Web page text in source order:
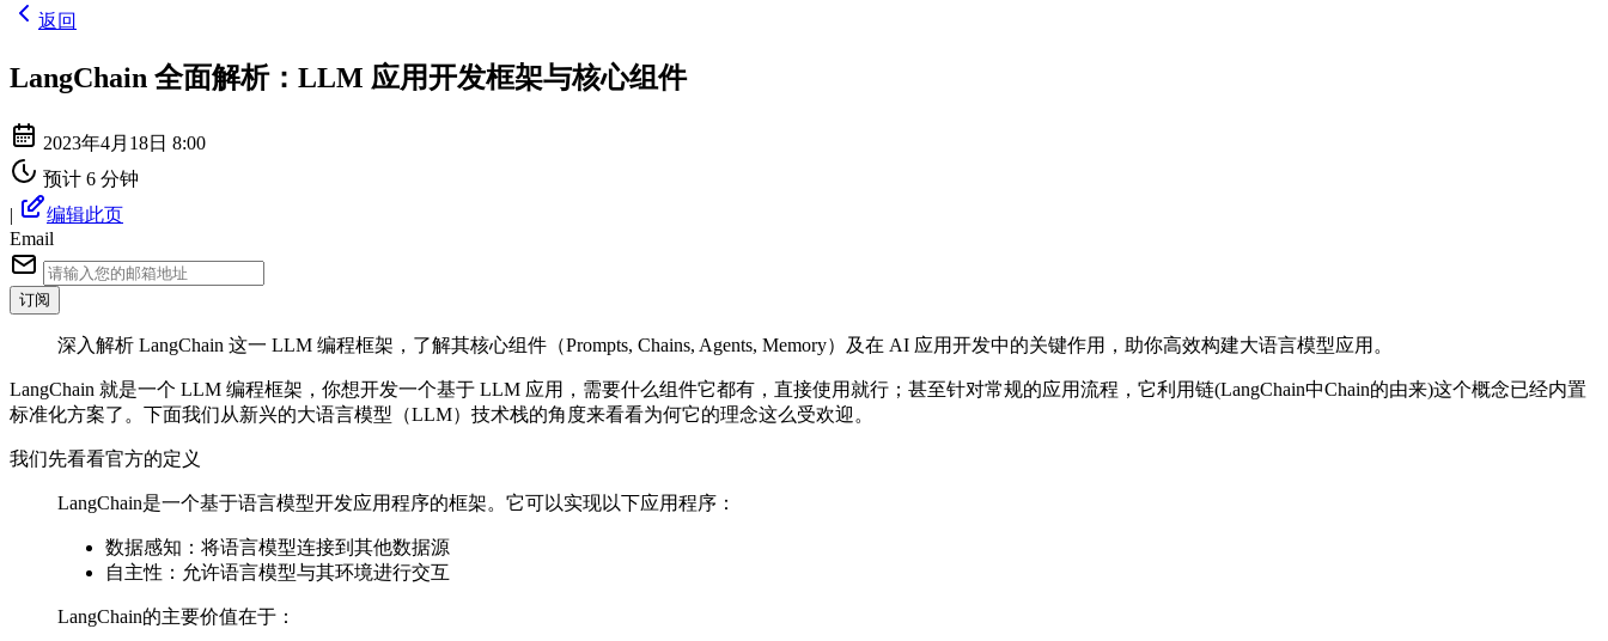
返回
LangChain 全面解析：LLM 应用开发框架与核心组件
2023年4月18日 8:00
预计 6 分钟
|
编辑此页
Email
订阅
深入解析 LangChain 这一 LLM 编程框架，了解其核心组件（Prompts, Chains, Agents, Memory）及在 AI 应用开发中的关键作用，助你高效构建大语言模型应用。
LangChain 就是一个 LLM 编程框架，你想开发一个基于 LLM 应用，需要什么组件它都有，直接使用就行；甚至针对常规的应用流程，它利用链(LangChain中Chain的由来)这个概念已经内置
标准化方案了。下面我们从新兴的大语言模型（LLM）技术栈的角度来看看为何它的理念这么受欢迎。
我们先看看官方的定义
LangChain是一个基于语言模型开发应用程序的框架。它可以实现以下应用程序：
数据感知：将语言模型连接到其他数据源
自主性：允许语言模型与其环境进行交互
LangChain的主要价值在于：